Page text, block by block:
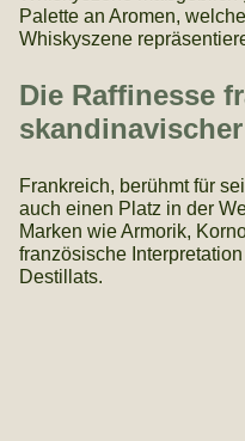
Palette an Aromen,
Whiskyszene
Die Raffinesse
Frankreich, berühmt für
auch einen Platz in der
Marken wie Armorik,
französische
Destillats.